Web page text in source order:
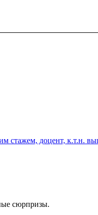
стажем, доцент, к.т.н.
сюрпризы.